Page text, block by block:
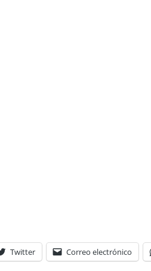
Twitter Correo electrónico